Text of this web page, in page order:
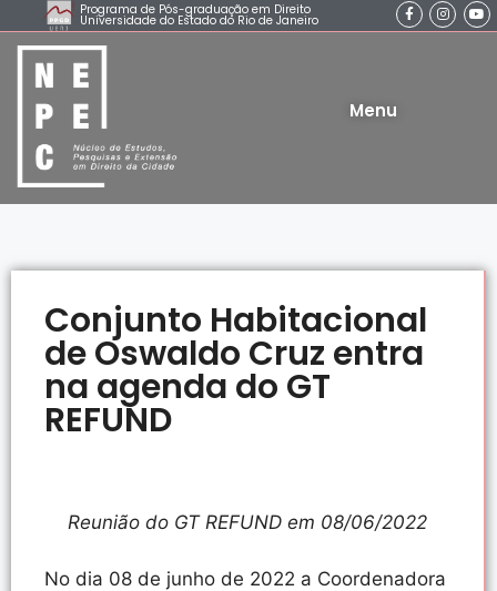
Programa de Pós-graduação em Direito
Universidade do Estado do Rio de Janeiro
Menu
Conjunto Habitacional
de Oswaldo Cruz entra
na agenda do GT
REFUND
Reunião do GT REFUND em 08/06/2022
No dia 08 de junho de 2022 a Coordenadora